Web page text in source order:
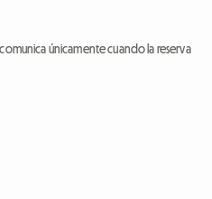
únicamente cuando la reserva